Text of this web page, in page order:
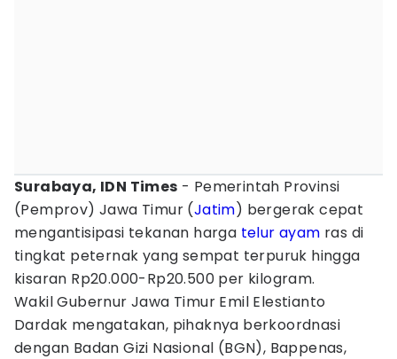
Surabaya, IDN Times - Pemerintah Provinsi
(Pemprov) Jawa Timur (Jatim) bergerak cepat
mengantisipasi tekanan harga telur ayam ras di
tingkat peternak yang sempat terpuruk hingga
kisaran Rp20.000-Rp20.500 per kilogram.
Wakil Gubernur Jawa Timur Emil Elestianto
Dardak mengatakan, pihaknya berkoordnasi
dengan Badan Gizi Nasional (BGN), Bappenas,